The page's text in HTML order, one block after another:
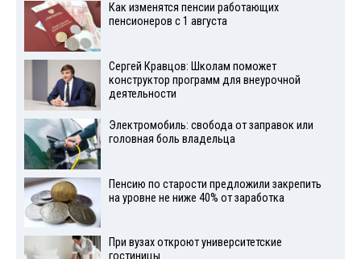
Как изменятся пенсии работающих
пенсионеров с 1 августа
Сергей Кравцов: Школам поможет
конструктор программ для внеурочной
деятельности
Электромобиль: свобода от заправок или
головная боль владельца
Пенсию по старости предложили закрепить
на уровне не ниже 40% от заработка
При вузах откроют университетские